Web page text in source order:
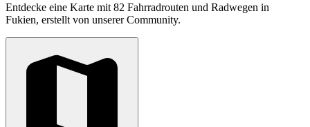
Entdecke eine Karte mit 82 Fahrradrouten und Radwegen in
Fukien, erstellt von unserer Community.